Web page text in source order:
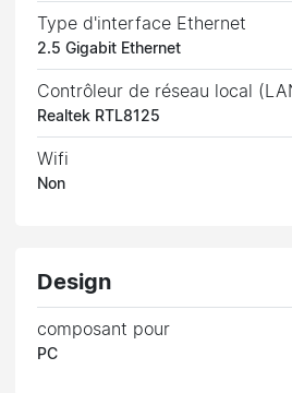
Type d'interface Ethernet
2.5 Gigabit Ethernet
Contrôleur de réseau local
Realtek RTL8125
Wifi
Non
Design
composant pour
PC